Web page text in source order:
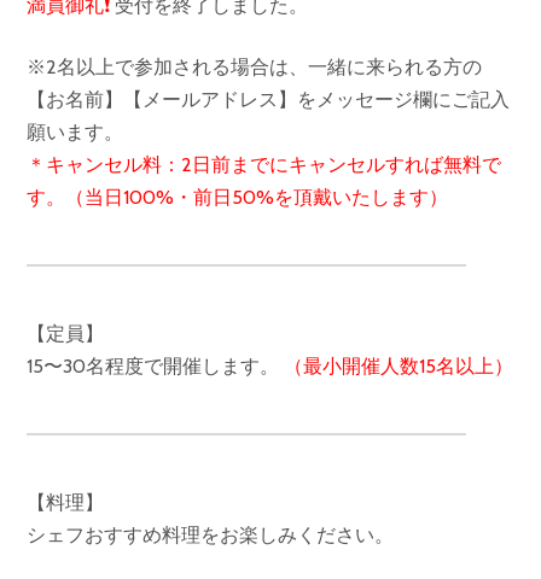
満員御礼❗️ 受付を終了しました。
※2名以上で参加される場合は、一緒に来られる方の
【お名前】【メールアドレス】をメッセージ欄にご記入
願います。
＊キャンセル料：2日前までにキャンセルすれば無料で
す。（当日100%・前日50%を頂戴いたします）
【定員】
15〜30名程度で開催します。
（最小開催人数15名以上）
【料理】
シェフおすすめ料理をお楽しみください。